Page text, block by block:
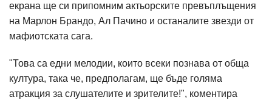
екрана ще си припомним актьорските превъплъщения
на Марлон Брандо, Ал Пачино и останалите звезди от
мафиотската сага.
"Това са едни мелодии, които всеки познава от обща
култура, така че, предполагам, ще бъде голяма
атракция за слушателите и зрителите!", коментира